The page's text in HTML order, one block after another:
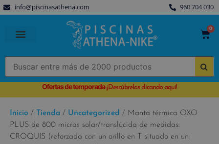
info@piscinasathena.com 960 704 030
0
Ofertas de temporada¡Descúbrelas clicando aquí!
Inicio / Tienda / Uncategorized / Manta térmica OXO
PLUS de 800 micras solar/translúcida de medidas:
CROQUIS (reforzada con un orillo en T situado en un